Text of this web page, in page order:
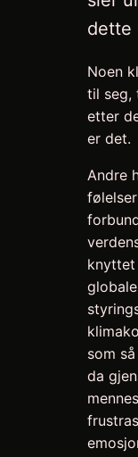
dette
Noen
til seg,
etter
er det.
Andre
knyttet
som
da